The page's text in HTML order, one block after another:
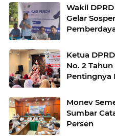
Wakil
Gelar
Ketua
No. 2
Monev
Sumbar
Persen